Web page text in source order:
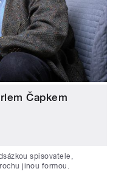
Čapkem
spisovatele,
jinou formou.